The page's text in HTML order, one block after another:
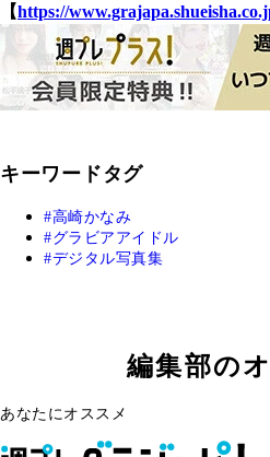
【https://
キーワードタグ
高崎かなみ
グラビアアイドル
デジタル写真集
編集部の
あなたにオススメ